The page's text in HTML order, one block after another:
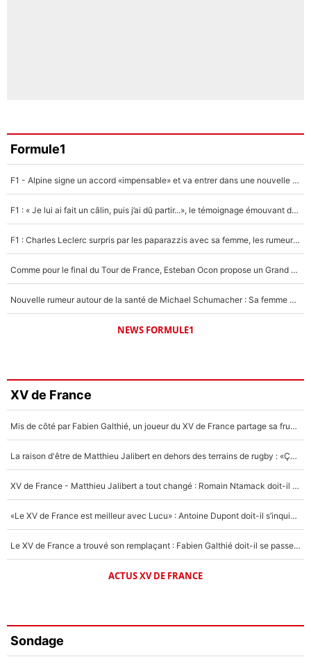
Formule1
F1 - Alpine signe un accord «impensable» et va entrer dans une nouvelle dimension : Grande nouvelle pour Pierre Gasly !
F1 : « Je lui ai fait un câlin, puis j’ai dû partir...», le témoignage émouvant de Max Verstappen sur sa fille
F1 : Charles Leclerc surpris par les paparazzis avec sa femme, les rumeurs étaient vraies !
Comme pour le final du Tour de France, Esteban Ocon propose un Grand Prix de Formule 1 à Paris : «Autour de l’Arc de Triomphe, ce serait génial» !
Nouvelle rumeur autour de la santé de Michael Schumacher : Sa femme Corinna sort du silence
NEWS FORMULE1
XV de France
Mis de côté par Fabien Galthié, un joueur du XV de France partage sa frustration : «ils ne me l’ont pas dit tout de suite»
La raison d'être de Matthieu Jalibert en dehors des terrains de rugby : «Ça m'atteint autant que si tu touches à un membre de ma famille»
XV de France - Matthieu Jalibert a tout changé : Romain Ntamack doit-il s’inquiéter pour sa place à un an de la Coupe du monde ?
«Le XV de France est meilleur avec Lucu» : Antoine Dupont doit-il s’inquiéter pour sa place ?
Le XV de France a trouvé son remplaçant : Fabien Galthié doit-il se passer d'Antoine Dupont ?
ACTUS XV DE FRANCE
Sondage